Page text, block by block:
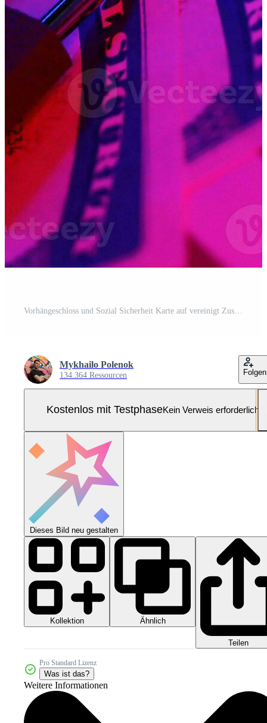
Mykhailo Polenok
134.364 Ressourcen Folgen
Kostenlos mit TestphaseKein Verweis erforderlich
Dieses Bild neu gestalten
Kollektion Ähnlich
Teilen
Pro Standard Lizenz
Was ist das?
Weitere Informationen